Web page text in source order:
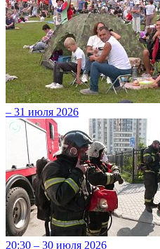
– 31 июля 2026
20:30 – 30 июля 2026